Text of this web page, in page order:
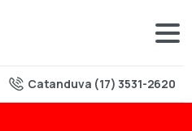
Catanduva (17) 3531-2620